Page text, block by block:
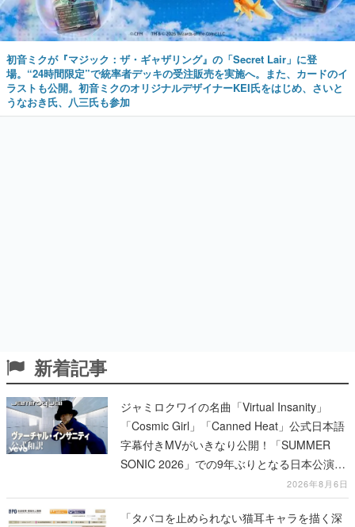
初音ミクが『マジック：ザ・ギャザリング』の「Secret Lair」に登
場。“24時間限定”で統率者デッキの受注販売を実施へ。また、カードのイ
ラストも公開。初音ミクのオリジナルデザイナーKEI氏をはじめ、さいと
うなおき氏、八三氏も参加
新着記事
ジャミロクワイの名曲「Virtual Insanity」
「Cosmic Girl」「Canned Heat」公式日本語
字幕付きMVがいきなり公開！「SUMMER
SONIC 2026」での9年ぶりとなる日本公演を
2026年8月6日
「タバコを止められない猫耳キャラを描く深